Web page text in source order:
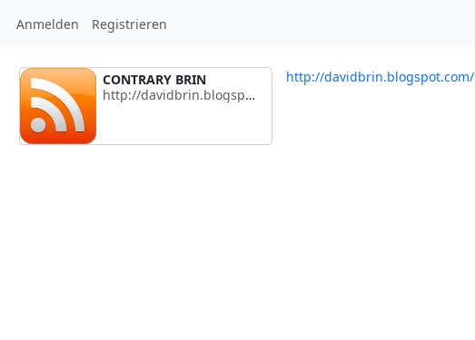
Anmelden Registrieren
CONTRARY BRIN
http://davidbrin.blogspot.com/
http://davidbrin.blogspot.com/